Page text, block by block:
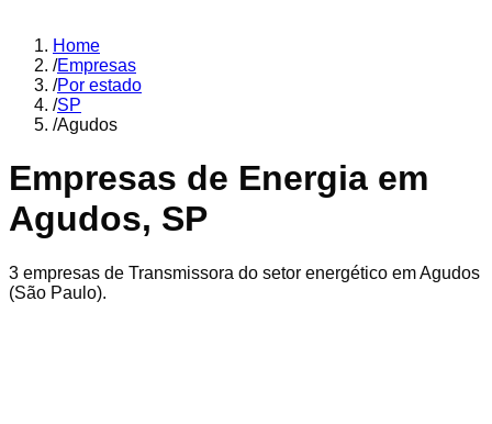
Home
/Empresas
/Por estado
/SP
/Agudos
Empresas de Energia em
Agudos, SP
3 empresas de Transmissora do setor energético emAgudos
(São Paulo).